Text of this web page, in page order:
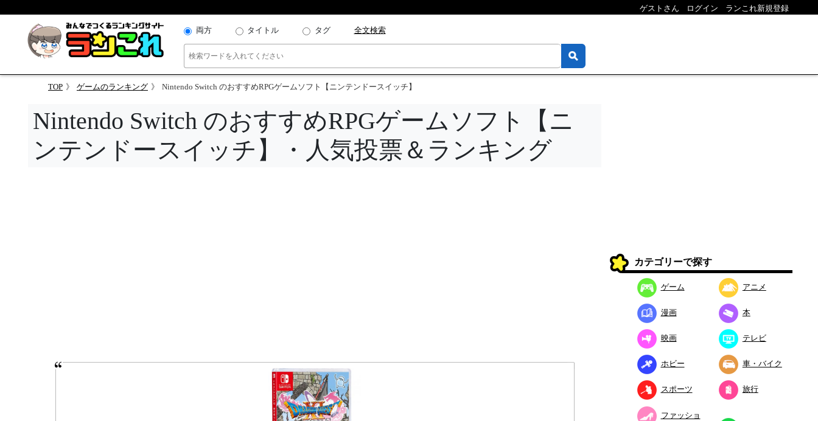
ゲストさん ログイン ランこれ新規登録
両方 タイトル タグ 全文検索
TOP ゲームのランキング Nintendo Switch のおすすめRPGゲームソフト【ニンテンドースイッチ】
Nintendo Switch のおすすめRPGゲームソフト【ニ
ンテンドースイッチ】・人気投票＆ランキング
カテゴリーで探す
ゲーム アニメ
漫画 本
映画 テレビ
ホビー 車・バイク
スポーツ 旅行
ファッショ